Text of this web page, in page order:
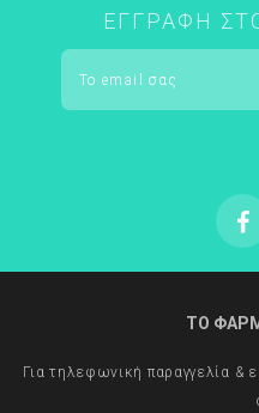
ΕΓΓΡΑΦΉ
ΤΟ
Για τηλεφωνική παραγγελία &